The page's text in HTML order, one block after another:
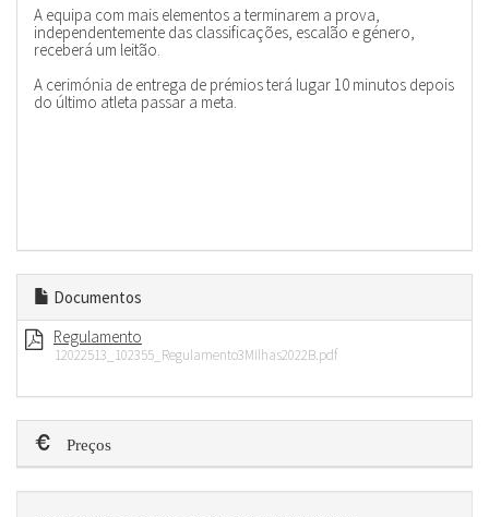
A equipa com mais elementos a terminarem a prova,
independentemente das classificações, escalão e género,
receberá um leitão.
A cerimónia de entrega de prémios terá lugar 10 minutos depois
do último atleta passar a meta.
Documentos
Regulamento
12022513_102355_Regulamento3Milhas2022B.pdf
Preços